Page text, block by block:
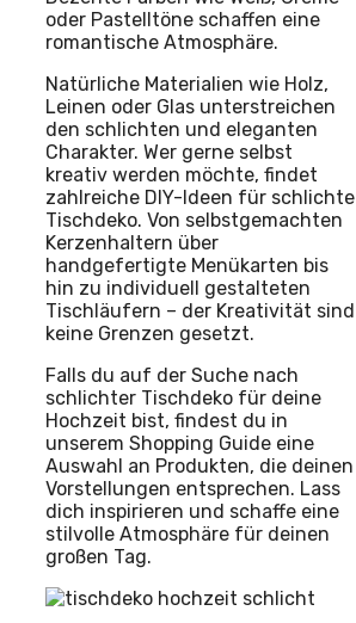
oder Pastelltöne schaffen eine
romantische Atmosphäre.
Natürliche Materialien wie Holz,
Leinen oder Glas unterstreichen
den schlichten und eleganten
Charakter. Wer gerne selbst
kreativ werden möchte, findet
zahlreiche DIY-Ideen für schlichte
Tischdeko. Von selbstgemachten
Kerzenhaltern über
handgefertigte Menükarten bis
hin zu individuell gestalteten
Tischläufern – der Kreativität sind
keine Grenzen gesetzt.
Falls du auf der Suche nach
schlichter Tischdeko für deine
Hochzeit bist, findest du in
unserem Shopping Guide eine
Auswahl an Produkten, die deinen
Vorstellungen entsprechen. Lass
dich inspirieren und schaffe eine
stilvolle Atmosphäre für deinen
großen Tag.